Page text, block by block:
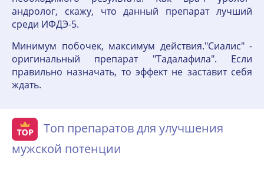
андролог, скажу, что данный препарат лучший
среди ИФДЭ-5.
Минимум побочек, максимум действия."Сиалис" -
оригинальный препарат "Тадалафила". Если
правильно назначать, то эффект не заставит себя
ждать.
Топ препаратов для улучшения
мужской потенции